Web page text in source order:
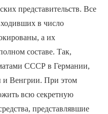
представительств. Все
в число
а их
составе. Так,
СССР в Германии,
Венгрии. При этом
всю секретную
представлявшие